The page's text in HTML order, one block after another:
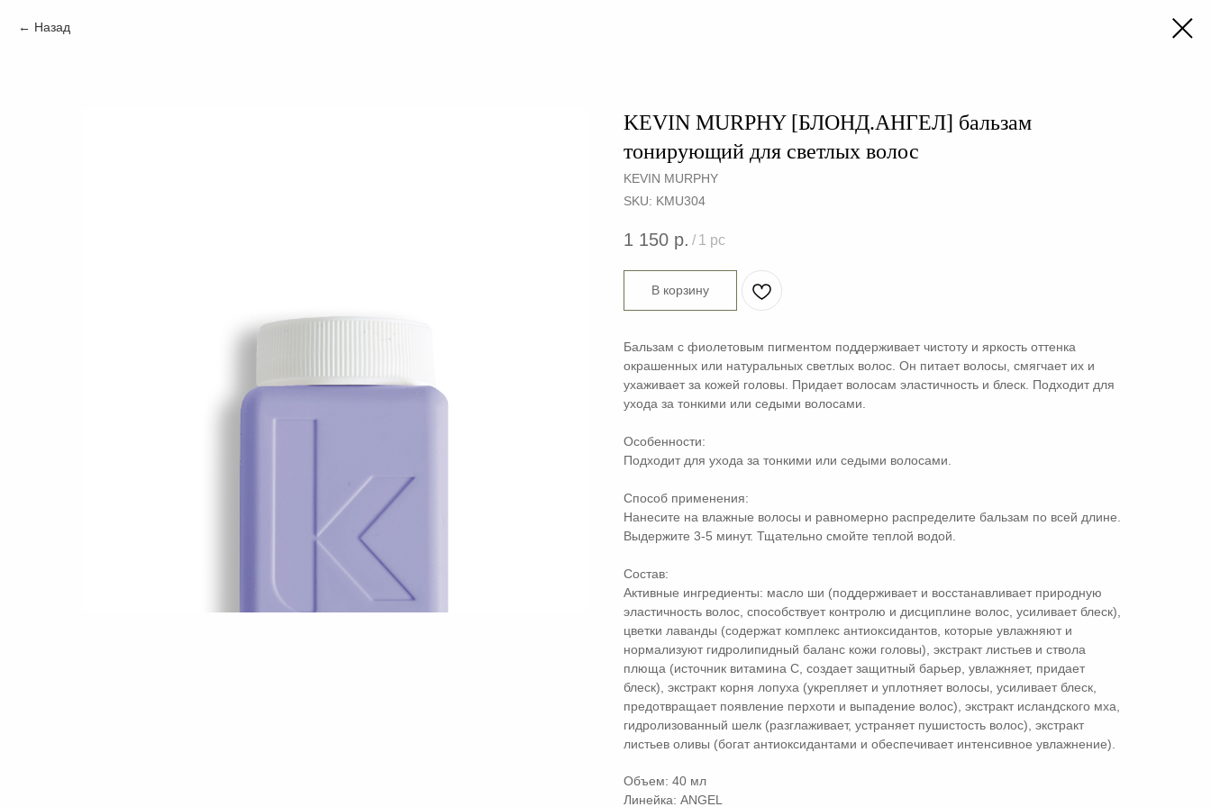
Назад
KEVIN MURPHY [БЛОНД.АНГЕЛ] бальзам
тонирующий для светлых волос
KEVIN MURPHY
SKU: KMU304
1 150 р. / 1 pc
В корзину
Бальзам с фиолетовым пигментом поддерживает чистоту и яркость оттенка
окрашенных или натуральных светлых волос. Он питает волосы, смягчает их и
ухаживает за кожей головы. Придает волосам эластичность и блеск. Подходит для
ухода за тонкими или седыми волосами.
Особенности:
Подходит для ухода за тонкими или седыми волосами.
Способ применения:
Нанесите на влажные волосы и равномерно распределите бальзам по всей длине.
Выдержите 3-5 минут. Тщательно смойте теплой водой.
Состав:
Активные ингредиенты: масло ши (поддерживает и восстанавливает природную
эластичность волос, способствует контролю и дисциплине волос, усиливает блеск),
цветки лаванды (содержат комплекс антиоксидантов, которые увлажняют и
нормализуют гидролипидный баланс кожи головы), экстракт листьев и ствола
плюща (источник витамина С, создает защитный барьер, увлажняет, придает
блеск), экстракт корня лопуха (укрепляет и уплотняет волосы, усиливает блеск,
предотвращает появление перхоти и выпадение волос), экстракт исландского мха,
гидролизованный шелк (разглаживает, устраняет пушистость волос), экстракт
листьев оливы (богат антиоксидантами и обеспечивает интенсивное увлажнение).
Объем: 40 мл
Линейка: ANGEL